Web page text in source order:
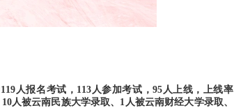
人报名考试，113人参加考试，95人上线，上线率
人被云南民族大学录取、1人被云南财经大学录取、